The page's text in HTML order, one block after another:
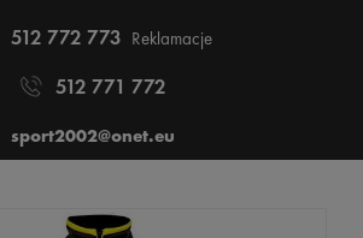
512 772 773 Reklamacje
512 771 772
sport2002@onet.eu